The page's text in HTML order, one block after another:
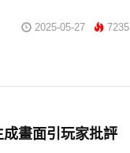
2025-05-27 7235
成畫面引玩家批評